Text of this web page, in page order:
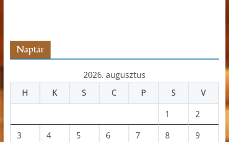
Naptár
2026. augusztus
H
K S C P S
V
1
2
3
4 5 6 7 8
9